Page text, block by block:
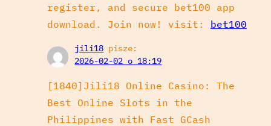
register, and secure bet100 app
download. Join now! visit: bet100
jili18 pisze:
2026-02-02 o 18:19
[1840]Jili18 Online Casino: The
Best Online Slots in the
Philippines with Fast GCash